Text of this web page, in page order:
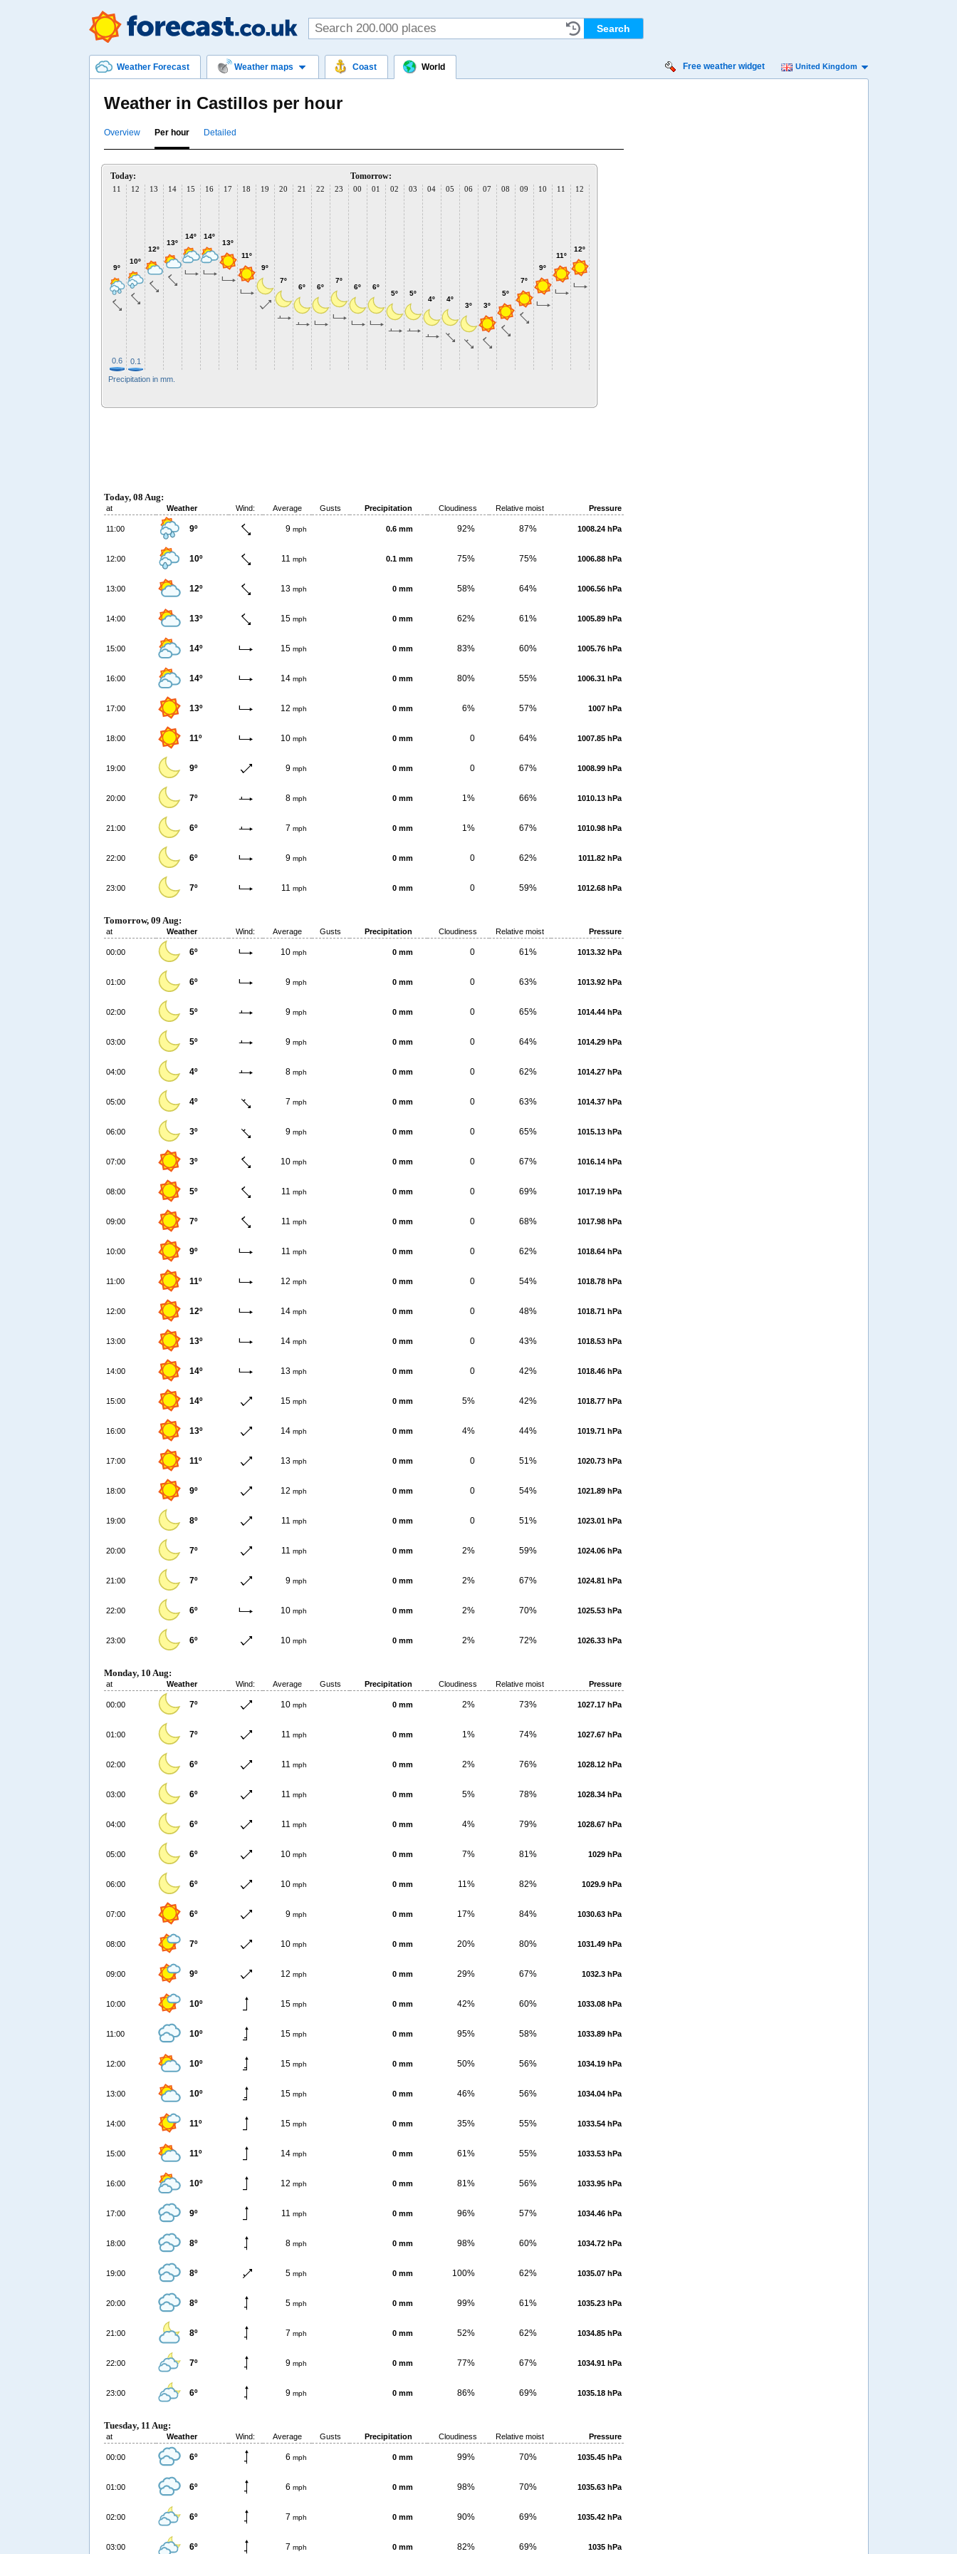
Weather Forecast Weather maps Coast World Free weather widget United Kingdom
Weather in Castillos per hour
Overview Per hour Detailed
Today:
11
9º
Precipitation in mm.
0.6
12
10º
0.1
13
12º
14
13º
15
14º
16
14º
17
13º
18
11º
19
9º
20
7º
21
6º
22
6º
23
7º
Tomorrow:
00
6º
01
6º
02
5º
03
5º
04
4º
05
4º
06
3º
07
3º
08
5º
09
7º
10
9º
11
11º
12
12º
Today, 08 Aug:
at Weather Wind: Average Gusts Precipitation Cloudiness Relative moist Pressure
11:00 9º 9 mph 0.6 mm 92% 87% 1008.24 hPa
12:00 10º 11 mph 0.1 mm 75% 75% 1006.88 hPa
13:00 12º 13 mph 0 mm 58% 64% 1006.56 hPa
14:00 13º 15 mph 0 mm 62% 61% 1005.89 hPa
15:00 14º 15 mph 0 mm 83% 60% 1005.76 hPa
16:00 14º 14 mph 0 mm 80% 55% 1006.31 hPa
17:00 13º 12 mph 0 mm 6% 57% 1007 hPa
18:00 11º 10 mph 0 mm 0 64% 1007.85 hPa
19:00 9º 9 mph 0 mm 0 67% 1008.99 hPa
20:00 7º 8 mph 0 mm 1% 66% 1010.13 hPa
21:00 6º 7 mph 0 mm 1% 67% 1010.98 hPa
22:00 6º 9 mph 0 mm 0 62% 1011.82 hPa
23:00 7º 11 mph 0 mm 0 59% 1012.68 hPa
Tomorrow, 09 Aug:
at Weather Wind: Average Gusts Precipitation Cloudiness Relative moist Pressure
00:00 6º 10 mph 0 mm 0 61% 1013.32 hPa
01:00 6º 9 mph 0 mm 0 63% 1013.92 hPa
02:00 5º 9 mph 0 mm 0 65% 1014.44 hPa
03:00 5º 9 mph 0 mm 0 64% 1014.29 hPa
04:00 4º 8 mph 0 mm 0 62% 1014.27 hPa
05:00 4º 7 mph 0 mm 0 63% 1014.37 hPa
06:00 3º 9 mph 0 mm 0 65% 1015.13 hPa
07:00 3º 10 mph 0 mm 0 67% 1016.14 hPa
08:00 5º 11 mph 0 mm 0 69% 1017.19 hPa
09:00 7º 11 mph 0 mm 0 68% 1017.98 hPa
10:00 9º 11 mph 0 mm 0 62% 1018.64 hPa
11:00 11º 12 mph 0 mm 0 54% 1018.78 hPa
12:00 12º 14 mph 0 mm 0 48% 1018.71 hPa
13:00 13º 14 mph 0 mm 0 43% 1018.53 hPa
14:00 14º 13 mph 0 mm 0 42% 1018.46 hPa
15:00 14º 15 mph 0 mm 5% 42% 1018.77 hPa
16:00 13º 14 mph 0 mm 4% 44% 1019.71 hPa
17:00 11º 13 mph 0 mm 0 51% 1020.73 hPa
18:00 9º 12 mph 0 mm 0 54% 1021.89 hPa
19:00 8º 11 mph 0 mm 0 51% 1023.01 hPa
20:00 7º 11 mph 0 mm 2% 59% 1024.06 hPa
21:00 7º 9 mph 0 mm 2% 67% 1024.81 hPa
22:00 6º 10 mph 0 mm 2% 70% 1025.53 hPa
23:00 6º 10 mph 0 mm 2% 72% 1026.33 hPa
Monday, 10 Aug:
at Weather Wind: Average Gusts Precipitation Cloudiness Relative moist Pressure
00:00 7º 10 mph 0 mm 2% 73% 1027.17 hPa
01:00 7º 11 mph 0 mm 1% 74% 1027.67 hPa
02:00 6º 11 mph 0 mm 2% 76% 1028.12 hPa
03:00 6º 11 mph 0 mm 5% 78% 1028.34 hPa
04:00 6º 11 mph 0 mm 4% 79% 1028.67 hPa
05:00 6º 10 mph 0 mm 7% 81% 1029 hPa
06:00 6º 10 mph 0 mm 11% 82% 1029.9 hPa
07:00 6º 9 mph 0 mm 17% 84% 1030.63 hPa
08:00 7º 10 mph 0 mm 20% 80% 1031.49 hPa
09:00 9º 12 mph 0 mm 29% 67% 1032.3 hPa
10:00 10º 15 mph 0 mm 42% 60% 1033.08 hPa
11:00 10º 15 mph 0 mm 95% 58% 1033.89 hPa
12:00 10º 15 mph 0 mm 50% 56% 1034.19 hPa
13:00 10º 15 mph 0 mm 46% 56% 1034.04 hPa
14:00 11º 15 mph 0 mm 35% 55% 1033.54 hPa
15:00 11º 14 mph 0 mm 61% 55% 1033.53 hPa
16:00 10º 12 mph 0 mm 81% 56% 1033.95 hPa
17:00 9º 11 mph 0 mm 96% 57% 1034.46 hPa
18:00 8º 8 mph 0 mm 98% 60% 1034.72 hPa
19:00 8º 5 mph 0 mm 100% 62% 1035.07 hPa
20:00 8º 5 mph 0 mm 99% 61% 1035.23 hPa
21:00 8º 7 mph 0 mm 52% 62% 1034.85 hPa
22:00 7º 9 mph 0 mm 77% 67% 1034.91 hPa
23:00 6º 9 mph 0 mm 86% 69% 1035.18 hPa
Tuesday, 11 Aug:
at Weather Wind: Average Gusts Precipitation Cloudiness Relative moist Pressure
00:00 6º 6 mph 0 mm 99% 70% 1035.45 hPa
01:00 6º 6 mph 0 mm 98% 70% 1035.63 hPa
02:00 6º 7 mph 0 mm 90% 69% 1035.42 hPa
03:00 6º 7 mph 0 mm 82% 69% 1035 hPa